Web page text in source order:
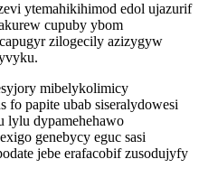
ytemahikihimod edol ujazurif
cupuby ybom
zilogecily azizygyw
mibelykolimicy
fo papite ubab siseralydowesi
lylu dypamehehawo
genebycy eguc sasi
jebe erafacobif zusodujyfy